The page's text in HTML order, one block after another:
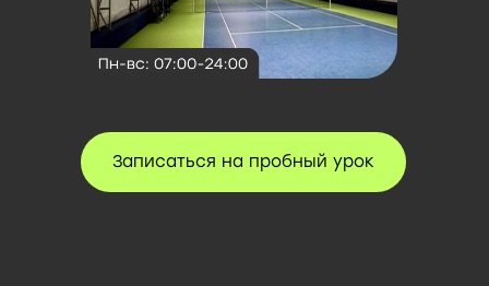
Записаться на пробный урок
цене!